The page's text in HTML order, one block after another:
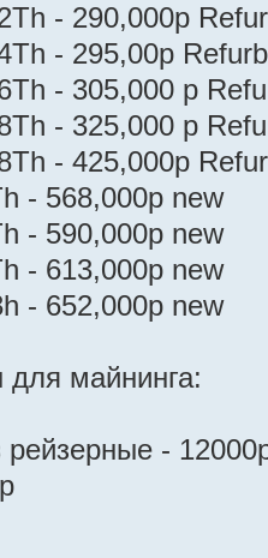
- 290,000р
- 295,00р
- 305,000 р
- 325,000 р
- 425,000р
- 568,000р new
- 590,000р new
- 613,000р new
- 652,000р new
для майнинга:
-